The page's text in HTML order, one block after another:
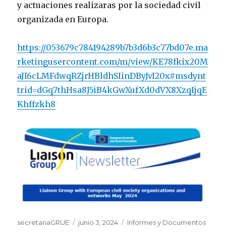
y actuaciones realizaras por la sociedad civil
organizada en Europa.
https://053679c784194289b7b3d6b3c77bd07e.ma
rketingusercontent.com/m/view/KE78fkix20M
aJI6cLMFdwqRZjrHBldhSIinDByJvI20x#msdynt
trid=dGq7thHsa8J5iB4kGwXufXd0dVX8XzqIjqE
Khffzkh8
Autor
secretariaGRUE
Publicado
junio 3, 2024 Categorías
Informes y Documentos